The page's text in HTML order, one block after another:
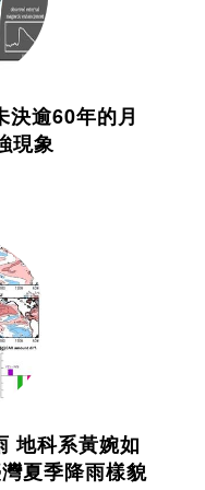
決逾60年的月
現象
地科系黃婉如
夏季降雨樣貌